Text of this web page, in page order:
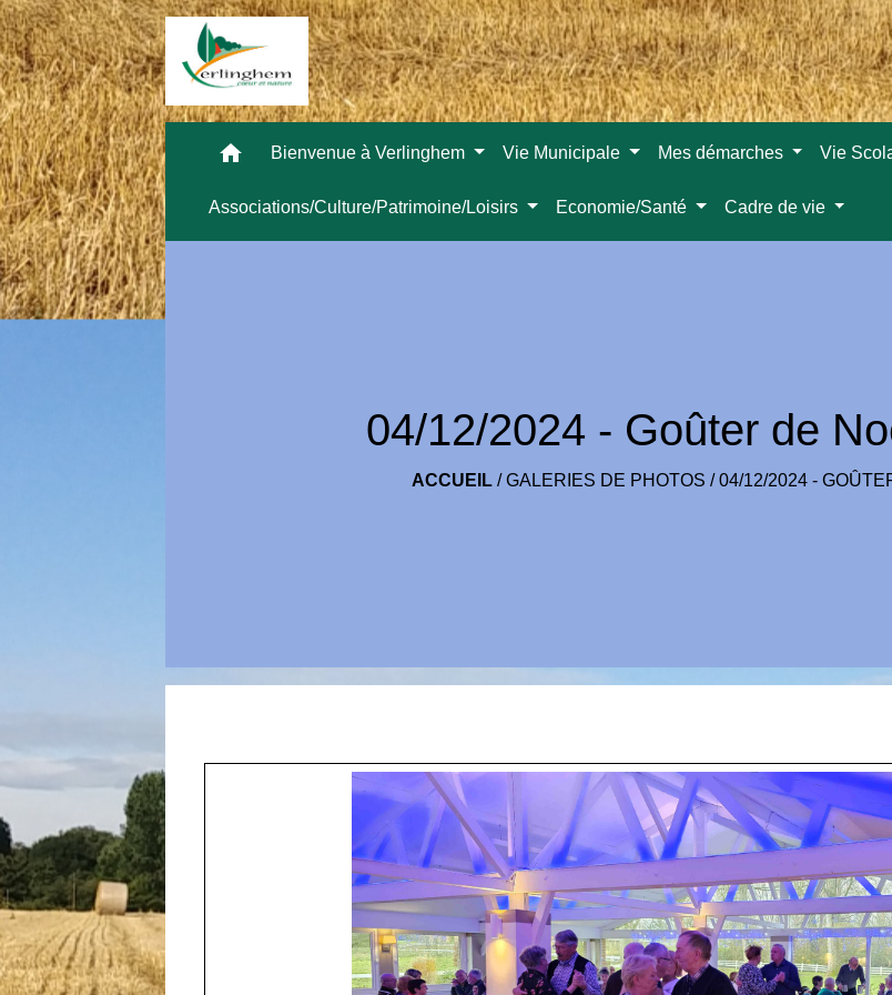
home Bienvenue à Verlinghem Vie Municipale Mes démarches Vie
Associations/Culture/Patrimoine/Loisirs Economie/Santé Cadre de vie
04/12/2024 - Goûter de
ACCUEIL/GALERIES DE PHOTOS /04/12/2024 -